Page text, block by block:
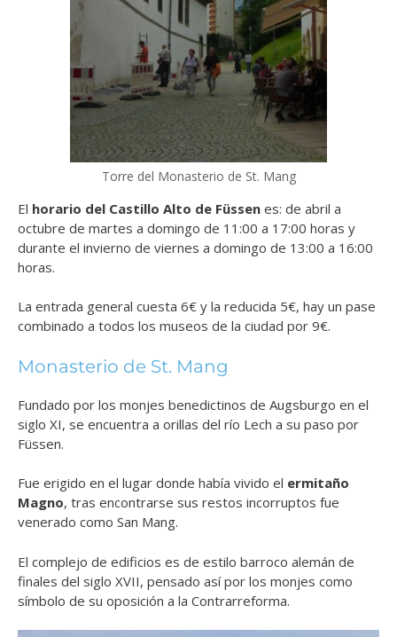
Torre del Monasterio de St. Mang
El horario del Castillo Alto de Füssen es: de abril a
octubre de martes a domingo de 11:00 a 17:00 horas y
durante el invierno de viernes a domingo de 13:00 a 16:00
horas.
La entrada general cuesta 6€ y la reducida 5€, hay un pase
combinado a todos los museos de la ciudad por 9€.
Monasterio de St. Mang
Fundado por los monjes benedictinos de Augsburgo en el
siglo XI, se encuentra a orillas del río Lech a su paso por
Füssen.
Fue erigido en el lugar donde había vivido el ermitaño
Magno, tras encontrarse sus restos incorruptos fue
venerado como San Mang.
El complejo de edificios es de estilo barroco alemán de
finales del siglo XVII, pensado así por los monjes como
símbolo de su oposición a la Contrarreforma.